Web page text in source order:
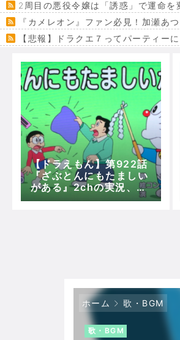
2周目の悪役令嬢は「誘惑」で運命
『カメレオン』ファン必見！加瀬あ
【悲報】ドラクエ７ってパーティー
Powered by livedoor 相互RSS
【ドラえもん】第922話
『ざぶとんにもたましい
がある』2chの実況、ツ
ッコミ、その他感想！
ホーム 歌・BGM
歌・BGM